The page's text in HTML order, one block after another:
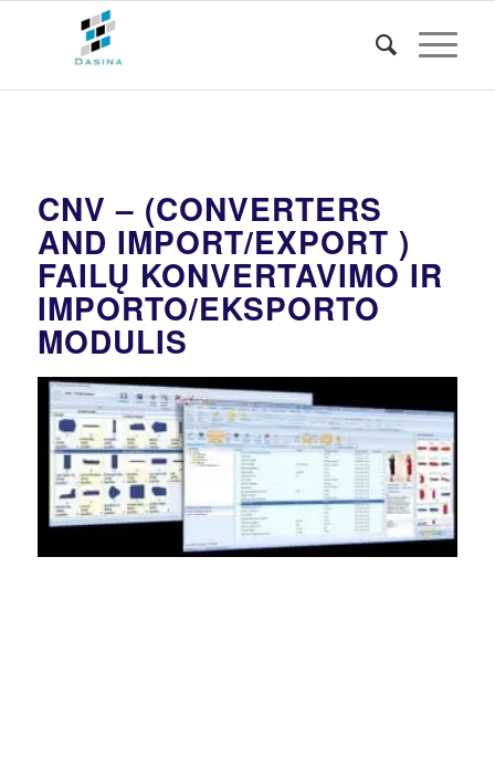
CNV – (CONVERTERS
AND IMPORT/EXPORT )
FAILŲ KONVERTAVIMO IR
IMPORTO/EKSPORTO
MODULIS